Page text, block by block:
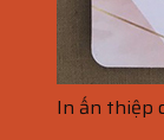
In ấn thiệp